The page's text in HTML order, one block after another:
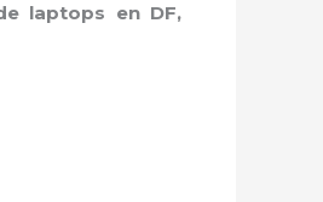
laptops en DF,